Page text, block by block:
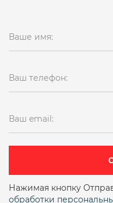
Ваше имя:
Ваш телефон:
Ваш email:
Нажимая кнопку
обработки